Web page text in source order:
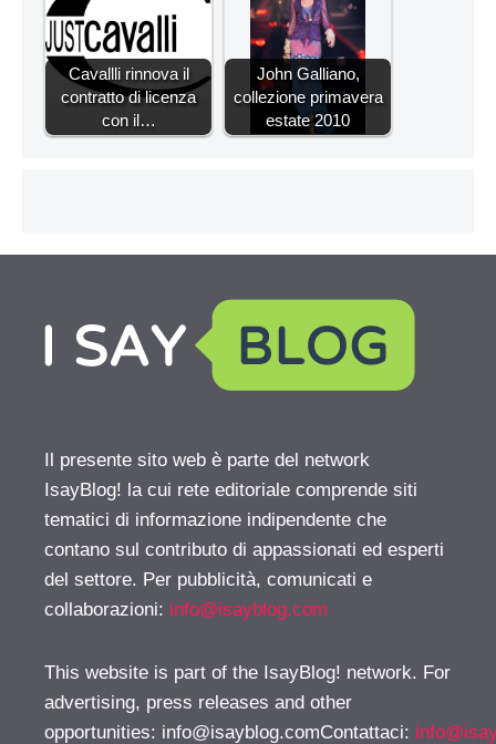
Cavallli rinnova il
contratto di licenza
con il…
John Galliano,
collezione primavera
estate 2010
Il presente sito web è parte del network
IsayBlog! la cui rete editoriale comprende siti
tematici di informazione indipendente che
contano sul contributo di appassionati ed esperti
del settore. Per pubblicità, comunicati e
collaborazioni: info@isayblog.com
This website is part of the IsayBlog! network. For
advertising, press releases and other
opportunities: info@isayblog.comContattaci: